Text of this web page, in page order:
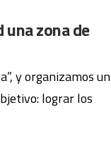
una zona de
y organizamos un
lograr los